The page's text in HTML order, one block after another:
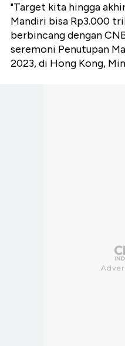
"Target kita hingga
Mandiri bisa Rp3.000
berbincang dengan
seremoni Penutupan
2023, di Hong Kong,